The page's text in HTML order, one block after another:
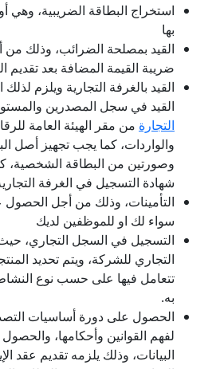
استخراج البطاقة الضريبية، وهي
بها
القيد بمصلحة الضرائب، وذلك
ضريبة القيمة المضافة بعد تقديم
القيد بالغرفة التجارية ويلزم
القيد في سجل المصدرين
التجارة من مقر الهيئة العامة
والواردات، كما يجب تجهيز أصل
وصورتين من البطاقة
شهادة التسجيل في الغرفة
التأمينات، وذلك من أجل الحصول
سواء لك او للموظفين لديك
التسجيل في السجل التجاري،
التجاري للشركة، ويتم تحديد
تتعامل فيها على حسب نوع
به.
الحصول على دورة أساسيات
لفهم القوانين وأحكامها،
البيانات، وذلك يلزمه تقديم عقد